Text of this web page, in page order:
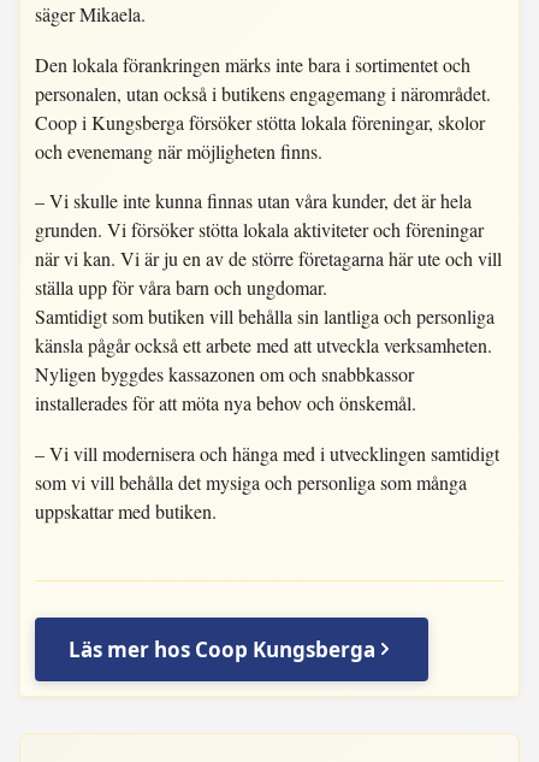
säger Mikaela.
Den lokala förankringen märks inte bara i sortimentet och
personalen, utan också i butikens engagemang i närområdet.
Coop i Kungsberga försöker stötta lokala föreningar, skolor
och evenemang när möjligheten finns.
– Vi skulle inte kunna finnas utan våra kunder, det är hela
grunden. Vi försöker stötta lokala aktiviteter och föreningar
när vi kan. Vi är ju en av de större företagarna här ute och vill
ställa upp för våra barn och ungdomar.
Samtidigt som butiken vill behålla sin lantliga och personliga
känsla pågår också ett arbete med att utveckla verksamheten.
Nyligen byggdes kassazonen om och snabbkassor
installerades för att möta nya behov och önskemål.
– Vi vill modernisera och hänga med i utvecklingen samtidigt
som vi vill behålla det mysiga och personliga som många
uppskattar med butiken.
Läs mer hos Coop Kungsberga